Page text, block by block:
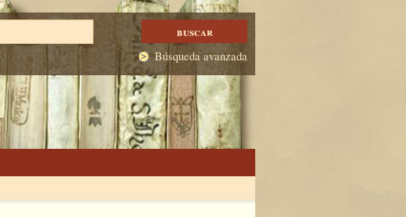
Búsqueda avanzada